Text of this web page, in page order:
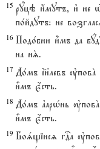
15 рyцэ и4мутъ, и3 не
по1йдутъ: не
16 Подо1бни и5мъ да
на нS.
17 До1мъ ї}левъ ўповA
и5мъ є4сть.
18 До1мъ ґарHнь
и5мъ є4сть.
19 Боsщіисz гDа